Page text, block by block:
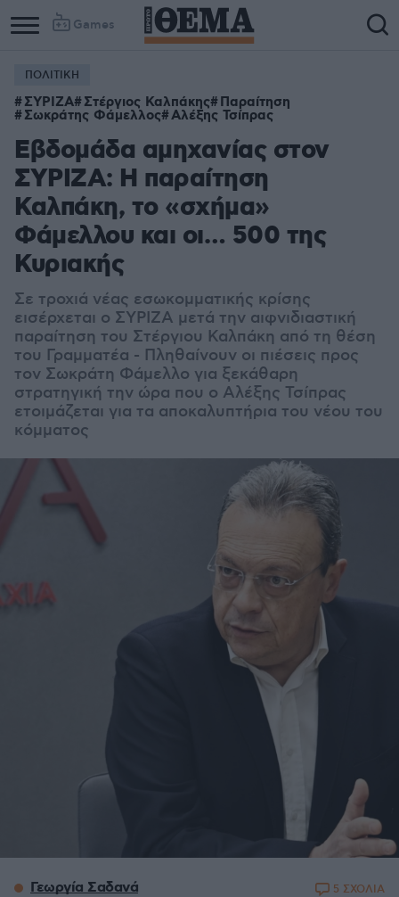
Games
ΠΟΛΙΤΙΚΗ
ΣΥΡΙΖΑ Στέργιος Καλπάκης Παραίτηση
Σωκράτης Φάμελλος Αλέξης Τσίπρας
Εβδομάδα αμηχανίας στον
ΣΥΡΙΖΑ: Η παραίτηση
Καλπάκη, το «σχήμα»
Φάμελλου και οι… 500 της
Κυριακής
Σε τροχιά νέας εσωκομματικής κρίσης
εισέρχεται ο ΣΥΡΙΖΑ μετά την αιφνιδιαστική
παραίτηση του Στέργιου Καλπάκη από τη θέση
του Γραμματέα - Πληθαίνουν οι πιέσεις προς
τον Σωκράτη Φάμελλο για ξεκάθαρη
στρατηγική την ώρα που ο Αλέξης Τσίπρας
ετοιμάζεται για τα αποκαλυπτήρια του νέου του
κόμματος
Γεωργία Σαδανά 5 ΣΧΟΛΙΑ